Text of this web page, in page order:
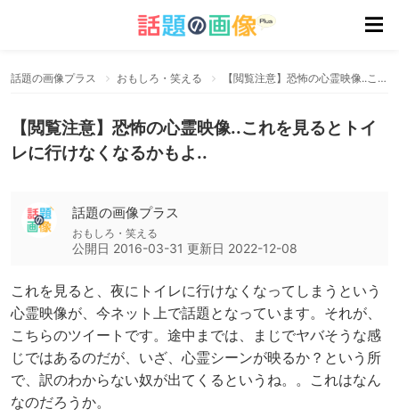
話題の画像プラス おもしろ・笑える 【閲覧注意】恐怖の心霊映像..これを見るとトイレに行けなくなるかもよ..
【閲覧注意】恐怖の心霊映像..これを見るとトイ
レに行けなくなるかもよ..
話題の画像プラス
おもしろ・笑える
公開日 2016-03-31 更新日 2022-12-08
これを見ると、夜にトイレに行けなくなってしまうという
心霊映像が、今ネット上で話題となっています。それが、
こちらのツイートです。途中までは、まじでヤバそうな感
じではあるのだが、いざ、心霊シーンが映るか？という所
で、訳のわからない奴が出てくるというね。。これはなん
なのだろうか。